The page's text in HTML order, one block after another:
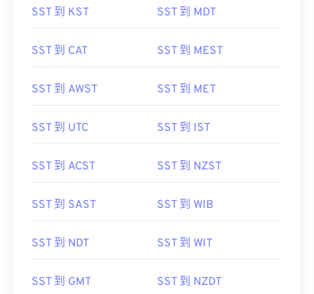
SST 到 KST SST 到 MDT
SST 到 CAT SST 到 MEST
SST 到 AWST SST 到 MET
SST 到 UTC SST 到 IST
SST 到 ACST SST 到 NZST
SST 到 SAST SST 到 WIB
SST 到 NDT SST 到 WIT
SST 到 GMT SST 到 NZDT